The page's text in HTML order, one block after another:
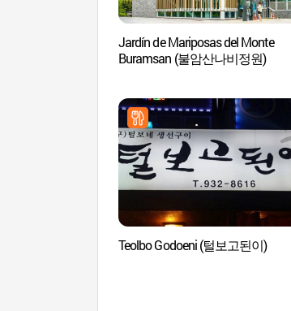
Jardín de Mariposas del Monte
Buramsan (불암산나비정원)
Teolbo Godoeni (털보고된이)